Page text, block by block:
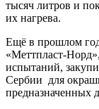
тысяч литров и
их нагрева.
Ещё в прошлом
«Меттпласт-
испытаний,
Сербии для
предназначенных